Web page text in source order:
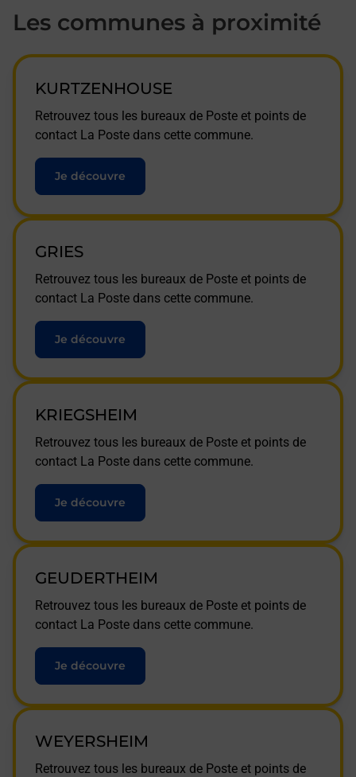
Les communes à proximité
KURTZENHOUSE
Retrouvez tous les bureaux de Poste et points de
contact La Poste dans cette commune.
Je découvre
GRIES
Retrouvez tous les bureaux de Poste et points de
contact La Poste dans cette commune.
Je découvre
KRIEGSHEIM
Retrouvez tous les bureaux de Poste et points de
contact La Poste dans cette commune.
Je découvre
GEUDERTHEIM
Retrouvez tous les bureaux de Poste et points de
contact La Poste dans cette commune.
Je découvre
WEYERSHEIM
Retrouvez tous les bureaux de Poste et points de